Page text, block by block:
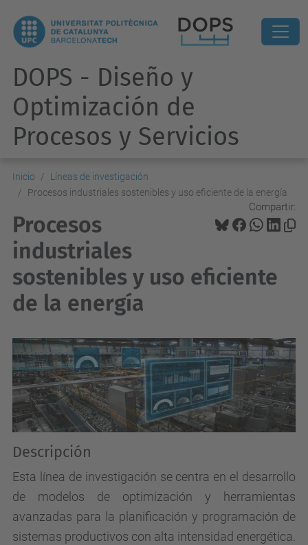
DOPS - Diseño y
Optimización de
Procesos y Servicios
Inicio
Líneas de investigación
Procesos industriales sostenibles y uso eficiente de la energía
Compartir:
Procesos
industriales
sostenibles y uso eficiente
de la energía
Descripción
Esta línea de investigación se centra en el desarrollo
de modelos de optimización y herramientas
avanzadas para la planificación y programación de
sistemas productivos con alta intensidad energética.